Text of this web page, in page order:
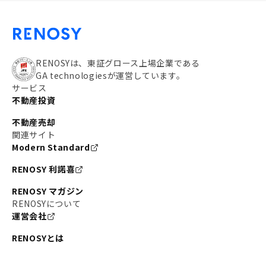
RENOSYは、東証グロース上場企業である
GA technologiesが運営しています。
サービス
不動産投資
不動産売却
関連サイト
Modern Standard
RENOSY 利諾喜
RENOSY マガジン
RENOSYについて
運営会社
RENOSYとは